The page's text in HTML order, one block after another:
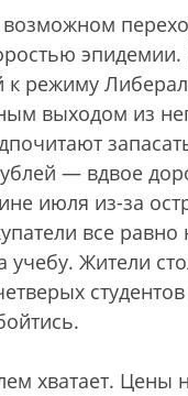
к режиму
выходом из
— вдвое
июля из-за
все равно
Жители
хватает. Цены